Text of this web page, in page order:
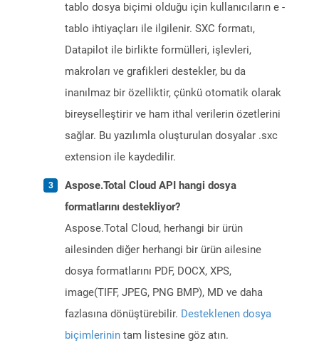
tablo dosya biçimi olduğu için kullanıcıların e -
tablo ihtiyaçları ile ilgilenir. SXC formatı,
Datapilot ile birlikte formülleri, işlevleri,
makroları ve grafikleri destekler, bu da
inanılmaz bir özelliktir, çünkü otomatik olarak
bireyselleştirir ve ham ithal verilerin özetlerini
sağlar. Bu yazılımla oluşturulan dosyalar .sxc
extension ile kaydedilir.
Aspose.Total Cloud API hangi dosya
formatlarını destekliyor?
Aspose.Total Cloud, herhangi bir ürün
ailesinden diğer herhangi bir ürün ailesine
dosya formatlarını PDF, DOCX, XPS,
image(TIFF, JPEG, PNG BMP), MD ve daha
fazlasına dönüştürebilir. Desteklenen dosya
biçimlerinin tam listesine göz atın.